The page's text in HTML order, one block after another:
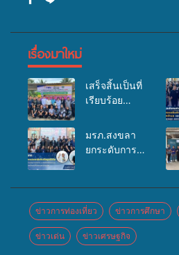
เรื่องมาใหม่
เสร็จสิ้นเป็นที่
เรียบร้อย
เคลื่อนที่
บริการด้าน
สุขภาพแก่
ประชาชนใน
พื้นที่อำเภอ
จะนะ
มรภ.สงขลา
ยกระดับการ
องค์ความรู้
เครือข่าย
สื่อสารองค์กร
ข่าวการท่องเที่ยว ข่าวการศึกษา
ข่าวเด่น ข่าวเศรษฐกิจ